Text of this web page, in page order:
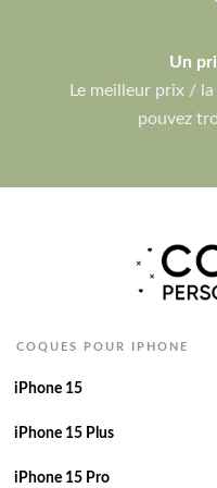
Un
Le meilleur prix /
pouvez
COQUES POUR IPHONE
iPhone 15
iPhone 15 Plus
iPhone 15 Pro